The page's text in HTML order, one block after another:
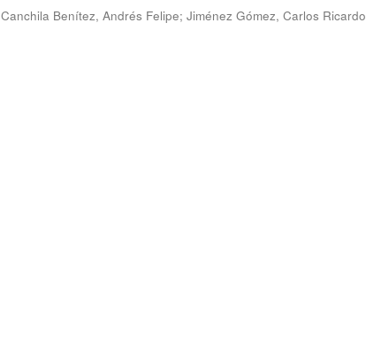
Canchila Benítez, Andrés Felipe; Jiménez Gómez, Carlos Ricardo